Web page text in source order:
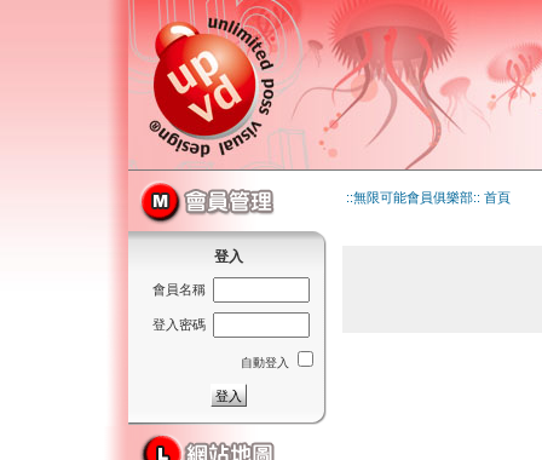
登入
會員名稱
登入密碼
自動登入
::無限可能會員俱樂部:: 首頁